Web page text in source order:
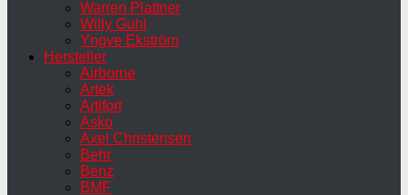
Warren Plattner
Willy Guhl
Yngve Ekström
Hersteller
Airborne
Artek
Artifort
Asko
Axel Christensen
Behr
Benz
BMF